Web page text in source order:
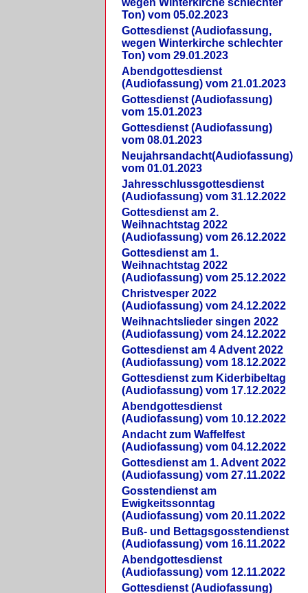
wegen Winterkirche schlechter
Ton) vom 05.02.2023
Gottesdienst (Audiofassung,
wegen Winterkirche schlechter
Ton) vom 29.01.2023
Abendgottesdienst
(Audiofassung) vom 21.01.2023
Gottesdienst (Audiofassung)
vom 15.01.2023
Gottesdienst (Audiofassung)
vom 08.01.2023
Neujahrsandacht(Audiofassung)
vom 01.01.2023
Jahresschlussgottesdienst
(Audiofassung) vom 31.12.2022
Gottesdienst am 2.
Weihnachtstag 2022
(Audiofassung) vom 26.12.2022
Gottesdienst am 1.
Weihnachtstag 2022
(Audiofassung) vom 25.12.2022
Christvesper 2022
(Audiofassung) vom 24.12.2022
Weihnachtslieder singen 2022
(Audiofassung) vom 24.12.2022
Gottesdienst am 4 Advent 2022
(Audiofassung) vom 18.12.2022
Gottesdienst zum Kiderbibeltag
(Audiofassung) vom 17.12.2022
Abendgottesdienst
(Audiofassung) vom 10.12.2022
Andacht zum Waffelfest
(Audiofassung) vom 04.12.2022
Gottesdienst am 1. Advent 2022
(Audiofassung) vom 27.11.2022
Gosstendienst am
Ewigkeitssonntag
(Audiofassung) vom 20.11.2022
Buß- und Bettagsgosstendienst
(Audiofassung) vom 16.11.2022
Abendgottesdienst
(Audiofassung) vom 12.11.2022
Gottesdienst (Audiofassung)